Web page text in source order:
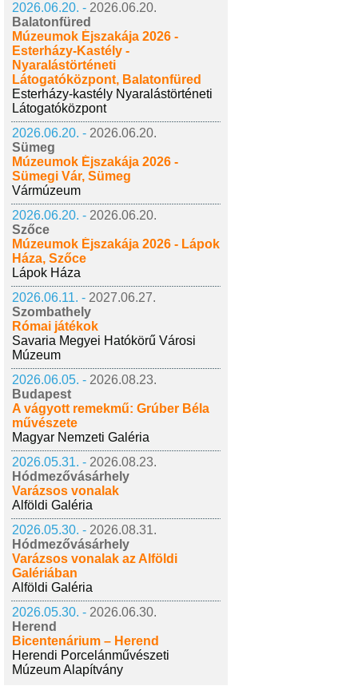
2026.06.20. - 2026.06.20.
Balatonfüred
Múzeumok Éjszakája 2026 -
Esterházy-Kastély -
Nyaralástörténeti
Látogatóközpont, Balatonfüred
Esterházy-kastély Nyaralástörténeti
Látogatóközpont
2026.06.20. - 2026.06.20.
Sümeg
Múzeumok Éjszakája 2026 -
Sümegi Vár, Sümeg
Vármúzeum
2026.06.20. - 2026.06.20.
Szőce
Múzeumok Éjszakája 2026 - Lápok
Háza, Szőce
Lápok Háza
2026.06.11. - 2027.06.27.
Szombathely
Római játékok
Savaria Megyei Hatókörű Városi
Múzeum
2026.06.05. - 2026.08.23.
Budapest
A vágyott remekmű: Grúber Béla
művészete
Magyar Nemzeti Galéria
2026.05.31. - 2026.08.23.
Hódmezővásárhely
Varázsos vonalak
Alföldi Galéria
2026.05.30. - 2026.08.31.
Hódmezővásárhely
Varázsos vonalak az Alföldi
Galériában
Alföldi Galéria
2026.05.30. - 2026.06.30.
Herend
Bicentenárium – Herend
Herendi Porcelánművészeti
Múzeum Alapítvány